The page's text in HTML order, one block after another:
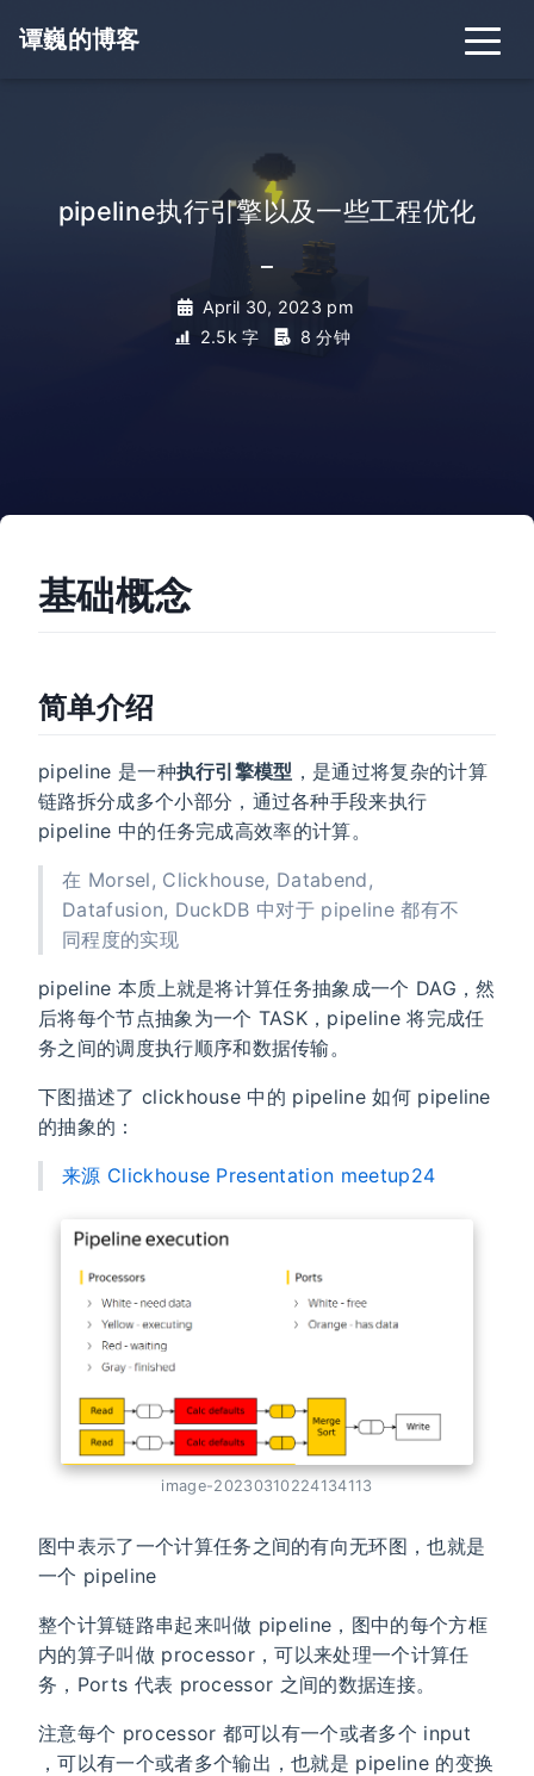
谭巍的博客
pipeline执行引擎以及一些工程优化
April 30, 2023 pm
2.5k 字
8 分钟
基础概念
简单介绍
pipeline 是一种执行引擎模型 ，是通过将复杂的计算
链路拆分成多个小部分，通过各种手段来执行
pipeline 中的任务完成高效率的计算。
在 Morsel, Clickhouse, Databend,
Datafusion, DuckDB 中对于 pipeline 都有不
同程度的实现
pipeline 本质上就是将计算任务抽象成一个 DAG，然
后将每个节点抽象为一个 TASK，pipeline 将完成任
务之间的调度执行顺序和数据传输。
下图描述了 clickhouse 中的 pipeline 如何 pipeline
的抽象的：
来源 Clickhouse Presentation meetup24
image-20230310224134113
图中表示了一个计算任务之间的有向无环图，也就是
一个 pipeline
整个计算链路串起来叫做 pipeline，图中的每个方框
内的算子叫做 processor，可以来处理一个计算任
务，Ports 代表 processor 之间的数据连接。
注意每个 processor 都可以有一个或者多个 input
，可以有一个或者多个输出，也就是 pipeline 的变换